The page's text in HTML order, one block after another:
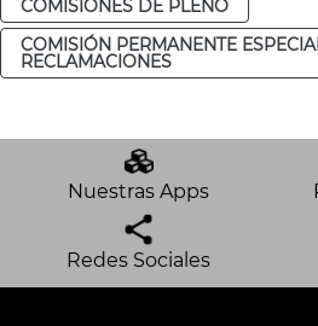
COMISIONES DE PLENO
COMISIÓN PERMANENTE
RECLAMACIONES
Nuestras Apps
Redes Sociales